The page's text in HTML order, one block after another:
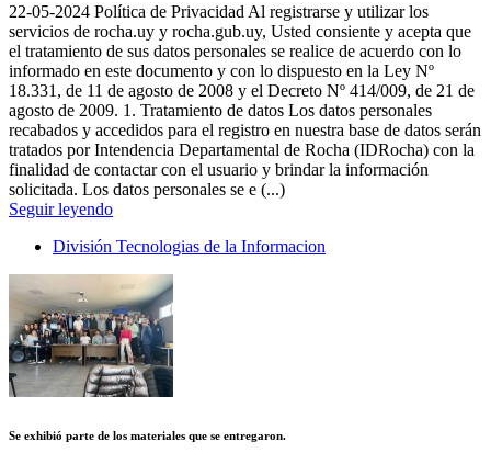
22-05-2024 Política de Privacidad Al registrarse y utilizar los
servicios de rocha.uy y rocha.gub.uy, Usted consiente y acepta que
el tratamiento de sus datos personales se realice de acuerdo con lo
informado en este documento y con lo dispuesto en la Ley Nº
18.331, de 11 de agosto de 2008 y el Decreto Nº 414/009, de 21 de
agosto de 2009. 1. Tratamiento de datos Los datos personales
recabados y accedidos para el registro en nuestra base de datos serán
tratados por Intendencia Departamental de Rocha (IDRocha) con la
finalidad de contactar con el usuario y brindar la información
solicitada. Los datos personales se e (...)
Seguir leyendo
División Tecnologias de la Informacion
Se exhibió parte de los materiales que se entregaron.